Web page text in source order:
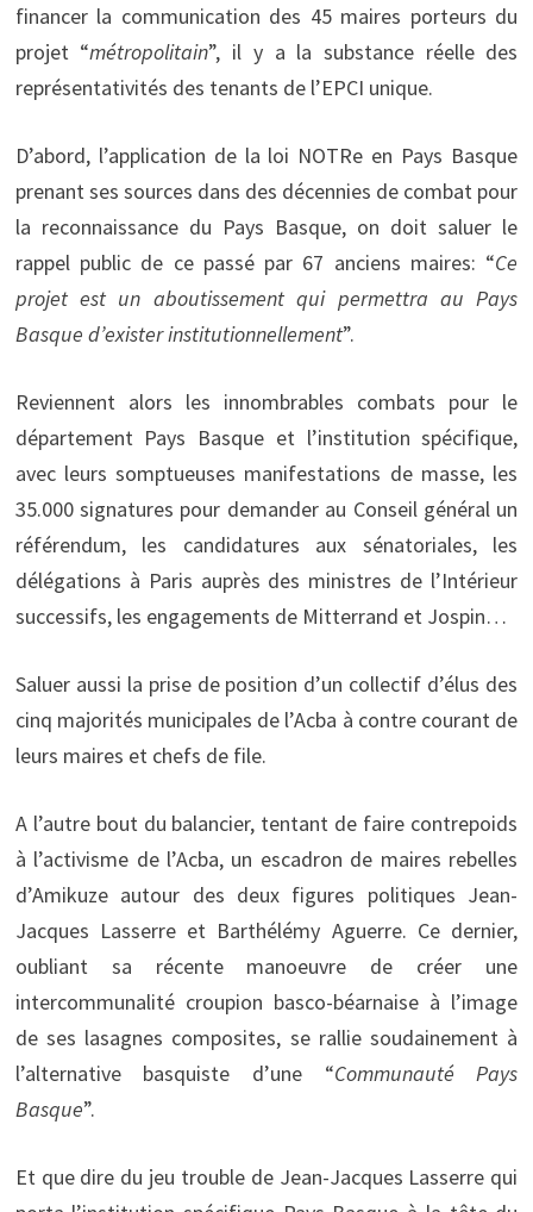
financer la communication des 45 maires porteurs du
projet “métropolitain”, il y a la substance réelle des
représentativités des tenants de l’EPCI unique.
D’abord, l’application de la loi NOTRe en Pays Basque
prenant ses sources dans des décennies de combat pour
la reconnaissance du Pays Basque, on doit saluer le
rappel public de ce passé par 67 anciens maires: “Ce
projet est un aboutissement qui permettra au Pays
Basque d’exister institutionnellement”.
Reviennent alors les innombrables combats pour le
département Pays Basque et l’institution spécifique,
avec leurs somptueuses manifestations de masse, les
35.000 signatures pour demander au Conseil général un
référendum, les candidatures aux sénatoriales, les
délégations à Paris auprès des ministres de l’Intérieur
successifs, les engagements de Mitterrand et Jospin…
Saluer aussi la prise de position d’un collectif d’élus des
cinq majorités municipales de l’Acba à contre courant de
leurs maires et chefs de file.
A l’autre bout du balancier, tentant de faire contrepoids
à l’activisme de l’Acba, un escadron de maires rebelles
d’Amikuze autour des deux figures politiques Jean-
Jacques Lasserre et Barthélémy Aguerre. Ce dernier,
oubliant sa récente manoeuvre de créer une
intercommunalité croupion basco-béarnaise à l’image
de ses lasagnes composites, se rallie soudainement à
l’alternative basquiste d’une “Communauté Pays
Basque”.
Et que dire du jeu trouble de Jean-Jacques Lasserre qui